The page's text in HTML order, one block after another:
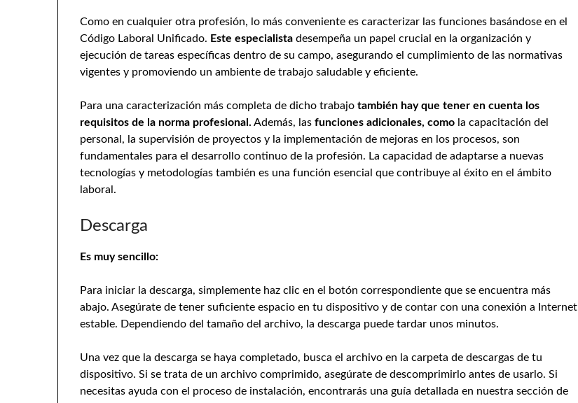
Como en cualquier otra profesión, lo más conveniente es caracterizar las funciones basándose en el
Código Laboral Unificado. Este especialista desempeña un papel crucial en la organización y
ejecución de tareas específicas dentro de su campo, asegurando el cumplimiento de las normativas
vigentes y promoviendo un ambiente de trabajo saludable y eficiente.
Para una caracterización más completa de dicho trabajotambién hay que tener en cuenta los
requisitos de la norma profesional. Además, lasfunciones adicionales, como la capacitación del
personal, la supervisión de proyectos y la implementación de mejoras en los procesos, son
fundamentales para el desarrollo continuo de la profesión. La capacidad de adaptarse a nuevas
tecnologías y metodologías también es una función esencial que contribuye al éxito en el ámbito
laboral.
Descarga
Es muy sencillo:
Para iniciar la descarga, simplemente haz clic en el botón correspondiente que se encuentra más
abajo. Asegúrate de tener suficiente espacio en tu dispositivo y de contar con una conexión a Internet
estable. Dependiendo del tamaño del archivo, la descarga puede tardar unos minutos.
Una vez que la descarga se haya completado, busca el archivo en la carpeta de descargas de tu
dispositivo. Si se trata de un archivo comprimido, asegúrate de descomprimirlo antes de usarlo. Si
necesitas ayuda con el proceso de instalación, encontrarás una guía detallada en nuestra sección de